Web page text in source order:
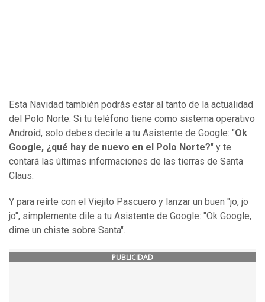
Esta Navidad también podrás estar al tanto de la actualidad
del Polo Norte. Si tu teléfono tiene como sistema operativo
Android, solo debes decirle a tu Asistente de Google: "Ok
Google, ¿qué hay de nuevo en el Polo Norte?" y te
contará las últimas informaciones de las tierras de Santa
Claus.
Y para reírte con el Viejito Pascuero y lanzar un buen "jo, jo
jo", simplemente dile a tu Asistente de Google: "Ok Google,
dime un chiste sobre Santa".
PUBLICIDAD